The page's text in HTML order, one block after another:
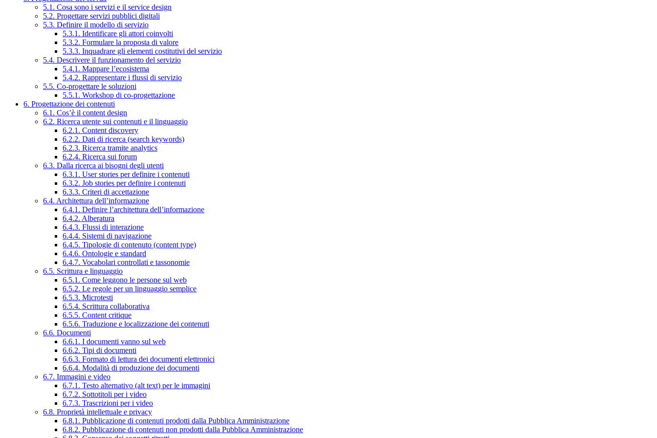
5.1. Cosa sono i servizi e il service design
5.2. Progettare servizi pubblici digitali
5.3. Definire il modello di servizio
5.3.1. Identificare gli attori coinvolti
5.3.2. Formulare la proposta di valore
5.3.3. Inquadrare gli elementi costitutivi del servizio
5.4. Descrivere il funzionamento del servizio
5.4.1. Mappare l’ecosistema
5.4.2. Rappresentare i flussi di servizio
5.5. Co-progettare le soluzioni
5.5.1. Workshop di co-progettazione
6. Progettazione dei contenuti
6.1. Cos’è il content design
6.2. Ricerca utente sui contenuti e il linguaggio
6.2.1. Content discovery
6.2.2. Dati di ricerca (search keywords)
6.2.3. Ricerca tramite analytics
6.2.4. Ricerca sui forum
6.3. Dalla ricerca ai bisogni degli utenti
6.3.1. User stories per definire i contenuti
6.3.2. Job stories per definire i contenuti
6.3.3. Criteri di accettazione
6.4. Architettura dell’informazione
6.4.1. Definire l’architettura dell’informazione
6.4.2. Alberatura
6.4.3. Flussi di interazione
6.4.4. Sistemi di navigazione
6.4.5. Tipologie di contenuto (content type)
6.4.6. Ontologie e standard
6.4.7. Vocabolari controllati e tassonomie
6.5. Scrittura e linguaggio
6.5.1. Come leggono le persone sul web
6.5.2. Le regole per un linguaggio semplice
6.5.3. Microtesti
6.5.4. Scrittura collaborativa
6.5.5. Content critique
6.5.6. Traduzione e localizzazione dei contenuti
6.6. Documenti
6.6.1. I documenti vanno sul web
6.6.2. Tipi di documenti
6.6.3. Formato di lettura dei documenti elettronici
6.6.4. Modalità di produzione dei documenti
6.7. Immagini e video
6.7.1. Testo alternativo (alt text) per le immagini
6.7.2. Sottotitoli per i video
6.7.3. Trascrizioni per i video
6.8. Proprietà intellettuale e privacy
6.8.1. Pubblicazione di contenuti prodotti dalla Pubblica Amministrazione
6.8.2. Pubblicazione di contenuti non prodotti dalla Pubblica Amministrazione